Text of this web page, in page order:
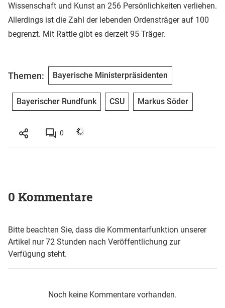
Wissenschaft und Kunst an 256 Persönlichkeiten verliehen.
Allerdings ist die Zahl der lebenden Ordensträger auf 100
begrenzt. Mit Rattle gibt es derzeit 95 Träger.
Themen: Bayerische Ministerpräsidenten
Bayerischer Rundfunk CSU Markus Söder
0
0 Kommentare
Bitte beachten Sie, dass die Kommentarfunktion unserer
Artikel nur 72 Stunden nach Veröffentlichung zur
Verfügung steht.
Noch keine Kommentare vorhanden.